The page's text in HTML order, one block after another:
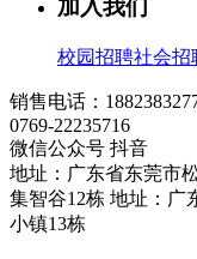
加入我们
校园招聘社会招
销售电话：
0769-22235716
微信公众号 抖音
地址：广东省东莞市
集智谷12栋 地址：广
小镇13栋